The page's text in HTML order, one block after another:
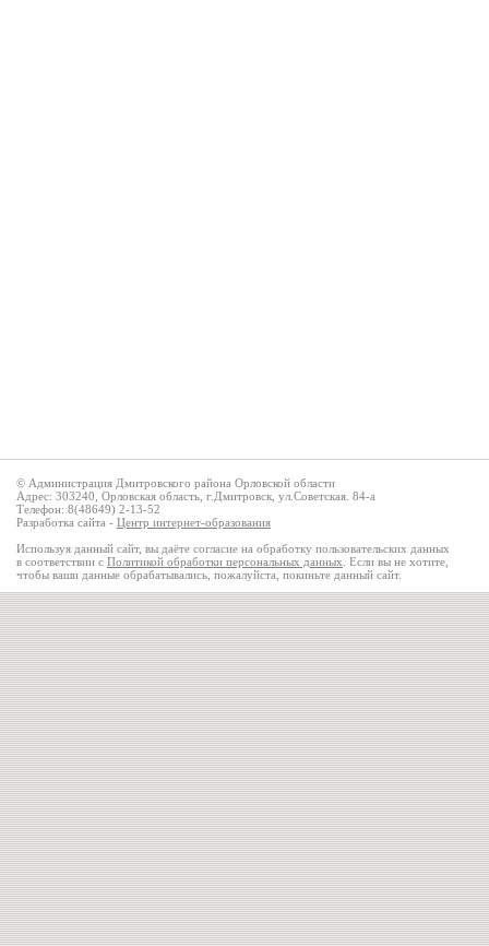
© Администрация Дмитровского района Орловской области
Адрес: 303240, Орловская область, г.Дмитровск, ул.Советская. 84-а
Телефон: 8(48649) 2-13-52
Разработка сайта - Центр интернет-образования
Используя данный сайт, вы даёте согласие на обработку пользовательских данных
в соответствии с Политикой обработки персональных данных . Если вы не хотите,
чтобы ваши данные обрабатывались, пожалуйста, покиньте данный сайт.